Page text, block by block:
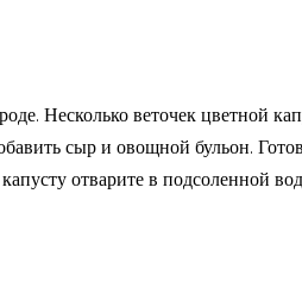
Несколько веточек цветной
сыр и овощной бульон.
отварите в подсоленной